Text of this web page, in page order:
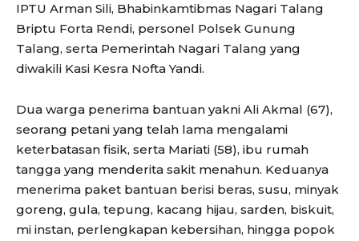
IPTU Arman Sili, Bhabinkamtibmas Nagari Talang
Briptu Forta Rendi, personel Polsek Gunung
Talang, serta Pemerintah Nagari Talang yang
diwakili Kasi Kesra Nofta Yandi.
Dua warga penerima bantuan yakni Ali Akmal (67),
seorang petani yang telah lama mengalami
keterbatasan fisik, serta Mariati (58), ibu rumah
tangga yang menderita sakit menahun. Keduanya
menerima paket bantuan berisi beras, susu, minyak
goreng, gula, tepung, kacang hijau, sarden, biskuit,
mi instan, perlengkapan kebersihan, hingga popok